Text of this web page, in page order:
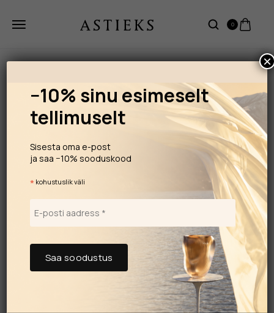
0
−10% sinu esimeselt
tellimuselt
Sisesta oma e-post
ja saa −10% sooduskood
* kohustuslik väli
×